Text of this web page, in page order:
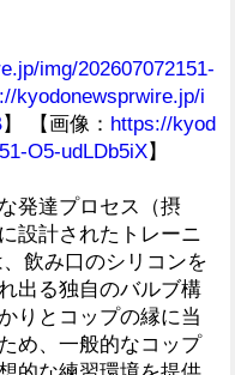
img/202607072151-
kyodonewsprwire.jp/i
】 【画像： https://kyod
O5-udLDb5iX】
発達プロセス（摂
設計されたトレーニ
飲み口のシリコンを
出る独自のバルブ構
りとコップの縁に当
め、一般的なコップ